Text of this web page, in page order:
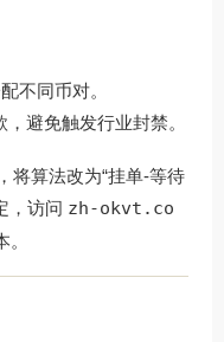
不同币对。
避免触发行业封禁。
将算法改为“挂单-等待
，访问 zh-okvt.co